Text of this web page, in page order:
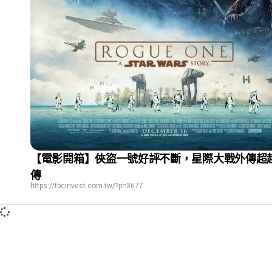
【電影開箱】俠盜一號好評不斷，星際大戰外傳超
傳
https://tbcinvest.com.tw/?p=3677